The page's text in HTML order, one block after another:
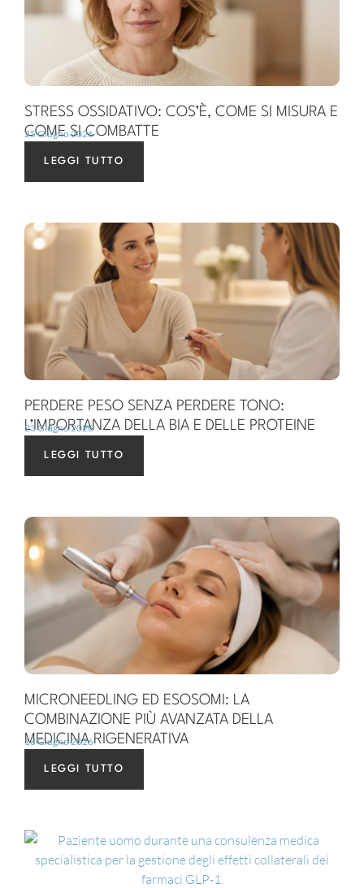
STRESS OSSIDATIVO: COS’È, COME SI MISURA E
COME SI COMBATTE
25 Giugno 2026
LEGGI TUTTO
PERDERE PESO SENZA PERDERE TONO:
L’IMPORTANZA DELLA BIA E DELLE PROTEINE
23 Giugno 2026
LEGGI TUTTO
MICRONEEDLING ED ESOSOMI: LA
COMBINAZIONE PIÙ AVANZATA DELLA
MEDICINA RIGENERATIVA
18 Giugno 2026
LEGGI TUTTO